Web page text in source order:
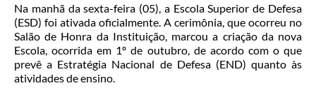
Na manhã da sexta-feira (05), a Escola Superior de Defesa
(ESD) foi ativada oficialmente. A cerimônia, que ocorreu no
Salão de Honra da Instituição, marcou a criação da nova
Escola, ocorrida em 1º de outubro, de acordo com o que
prevê a Estratégia Nacional de Defesa (END) quanto às
atividades de ensino.